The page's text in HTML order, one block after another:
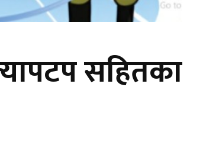
सहितका